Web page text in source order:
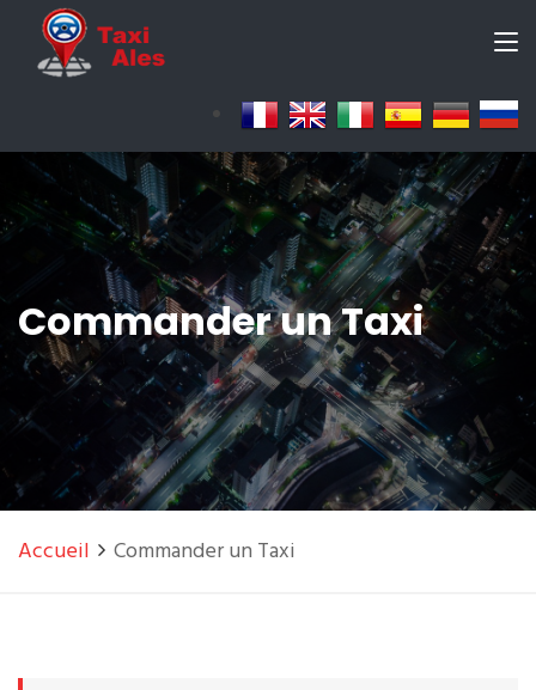
Commander un Taxi
Accueil Commander un Taxi